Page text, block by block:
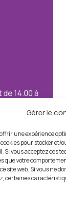
Gérer le
une expérience
pour stocker
Si vous acceptez ces
que votre
site web. Si vous ne
certaines
de 14.00 à